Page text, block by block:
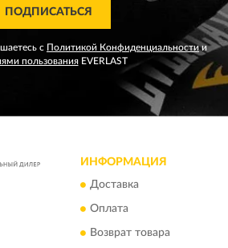
ПОДПИСАТЬСЯ
с Политикой Конфиденциальности и
пользованияEVERLAST
ИНФОРМАЦИЯ
Доставка
Оплата
Возврат товара